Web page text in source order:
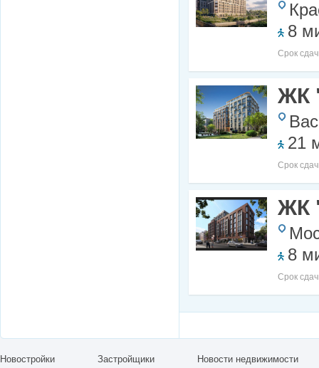
8
Срок
ЖК
21
Срок
ЖК
8
Срок
Новостройки Застройщики Новости недвижимости